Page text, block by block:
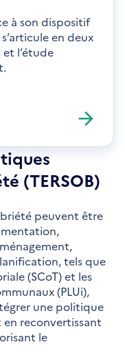
à son dispositif
en deux
l’étude
(TERSOB)
peuvent être
tels que
(SCoT) et les
(PLUi),
une politique
reconvertissant
le